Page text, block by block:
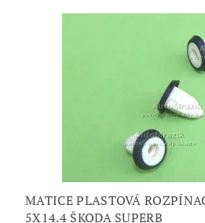
MATICE PLASTOVÁ
5X14.4 ŠKODA SUPERB